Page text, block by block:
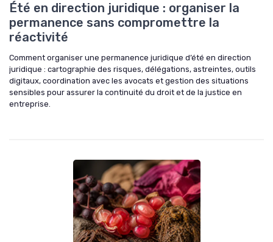
Été en direction juridique : organiser la
permanence sans compromettre la
réactivité
Comment organiser une permanence juridique d’été en direction
juridique : cartographie des risques, délégations, astreintes, outils
digitaux, coordination avec les avocats et gestion des situations
sensibles pour assurer la continuité du droit et de la justice en
entreprise.